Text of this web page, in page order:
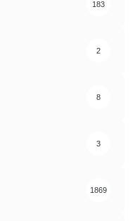
183
2
8
3
1869